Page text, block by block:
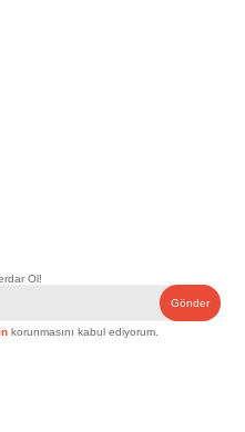
Ol!
Gönder
korunmasını kabul ediyorum.